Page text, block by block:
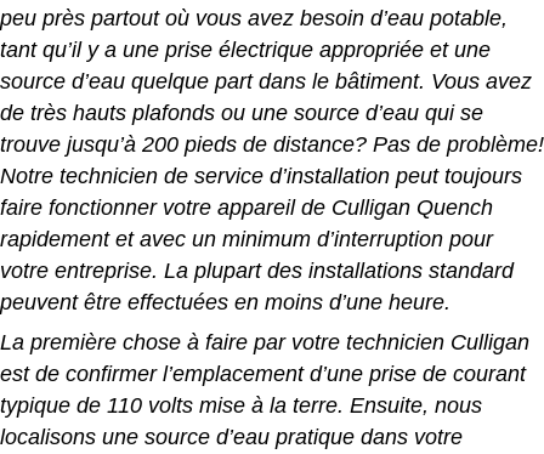
peu près partout où vous avez besoin d’eau potable,
tant qu’il y a une prise électrique appropriée et une
source d’eau quelque part dans le bâtiment. Vous avez
de très hauts plafonds ou une source d’eau qui se
trouve jusqu’à 200 pieds de distance? Pas de problème!
Notre technicien de service d’installation peut toujours
faire fonctionner votre appareil de Culligan Quench
rapidement et avec un minimum d’interruption pour
votre entreprise. La plupart des installations standard
peuvent être effectuées en moins d’une heure.
La première chose à faire par votre technicien Culligan
est de confirmer l’emplacement d’une prise de courant
typique de 110 volts mise à la terre. Ensuite, nous
localisons une source d’eau pratique dans votre